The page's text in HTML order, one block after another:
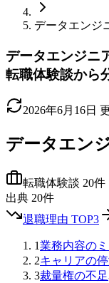
データエンジ
データエンジニ
転職体験談から
2026年6月16日
データエン
転職体験談 20件
出典 20件
退職理由 TOP3
1業務内容の
2キャリアの
3裁量権の不足